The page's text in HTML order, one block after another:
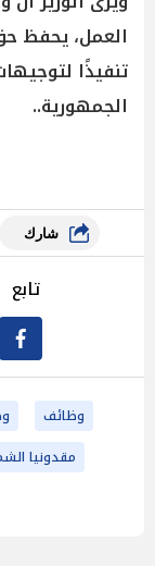
العمل، يحفظ
تنفيذًا
الجمهورية..
شارك
تابع
وظائف
مقدونيا